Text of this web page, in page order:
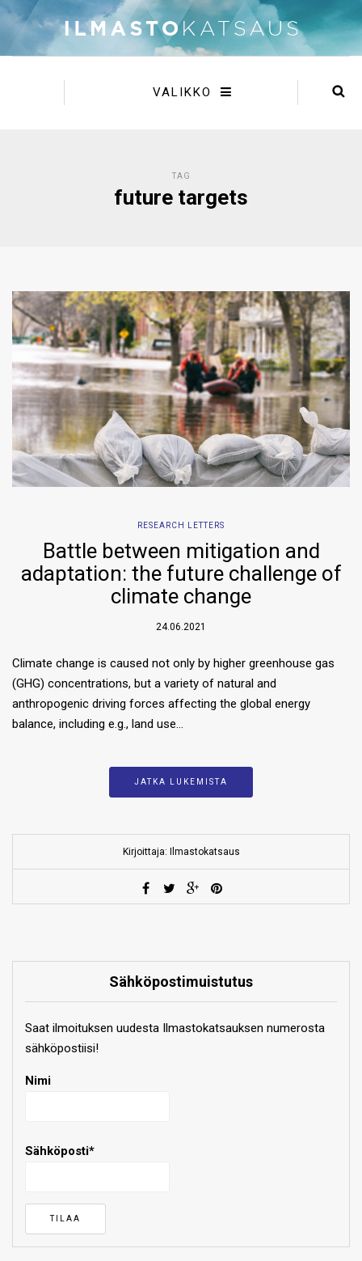
VALIKKO
TAG
future targets
RESEARCH LETTERS
Battle between mitigation and
adaptation: the future challenge of
climate change
24.06.2021
Climate change is caused not only by higher greenhouse gas
(GHG) concentrations, but a variety of natural and
anthropogenic driving forces affecting the global energy
balance, including e.g., land use…
JATKA LUKEMISTA
Kirjoittaja: Ilmastokatsaus
Sähköpostimuistutus
Saat ilmoituksen uudesta Ilmastokatsauksen numerosta
sähköpostiisi!
Nimi
Sähköposti*